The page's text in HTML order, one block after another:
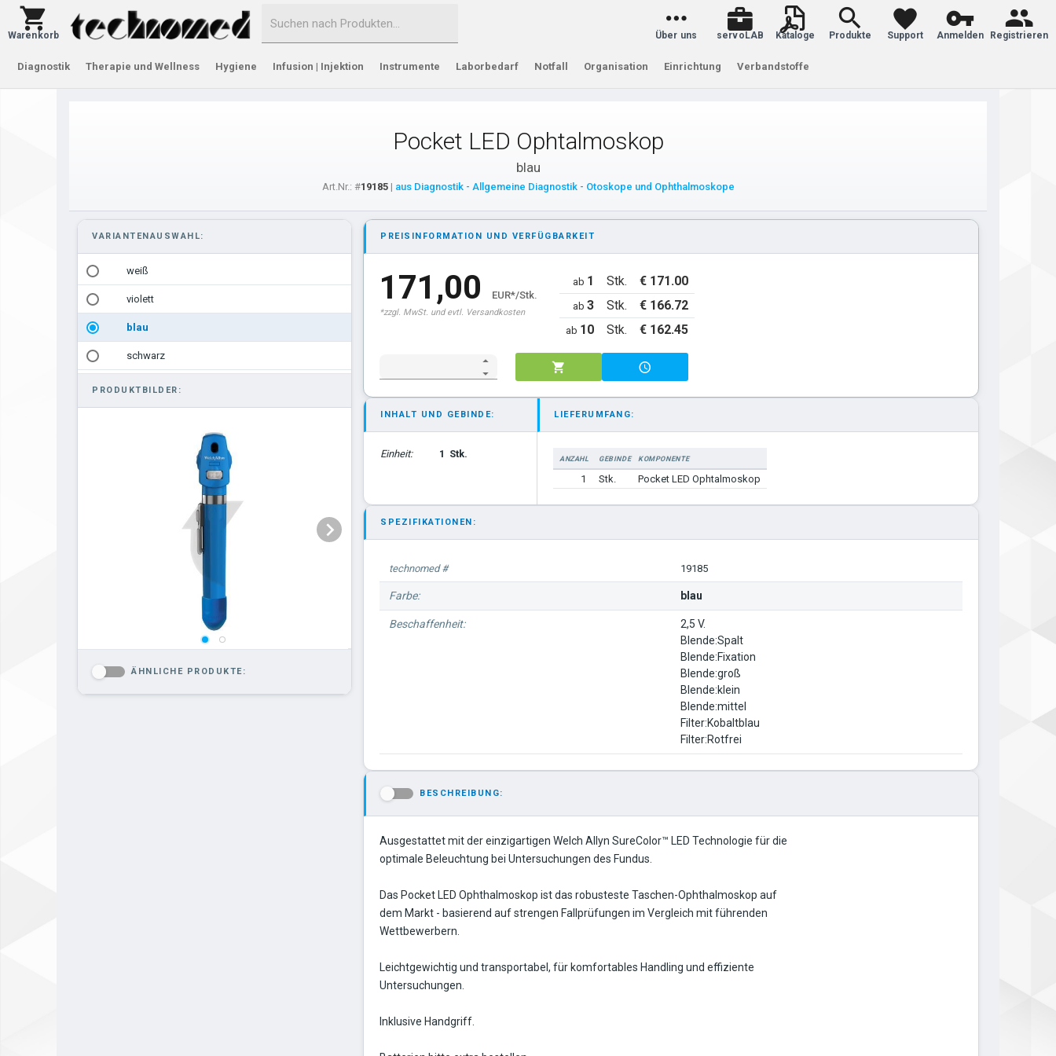
Warenkorb Über uns servoLAB Kataloge Produkte Support Anmelden Registrieren
Diagnostik Therapie und Wellness Hygiene Infusion | Injektion Instrumente Laborbedarf Notfall Organisation Einrichtung Verbandstoffe
Pocket LED Ophtalmoskop
blau
Art.Nr.: #19185| aus Diagnostik - Allgemeine Diagnostik - Otoskope und Ophthalmoskope
VARIANTENAUSWAHL:
weiß
violett
blau
schwarz
PRODUKTBILDER:
ÄHNLICHE PRODUKTE:
PREISINFORMATION UND VERFÜGBARKEIT
171,00 EUR*/Stk.
*zzgl. MwSt. und evtl. Versandkosten
ab 1 Stk. € 171.00
ab 3 Stk. € 166.72
ab 10 Stk. € 162.45
INHALT UND GEBINDE:
Einheit: 1 Stk.
LIEFERUMFANG:
ANZAHL GEBINDE KOMPONENTE
1
Stk. Pocket LED Ophtalmoskop
SPEZIFIKATIONEN:
technomed # 19185
Farbe: blau
Beschaffenheit:
2,5 V.
Blende:Spalt
Blende:Fixation
Blende:groß
Blende:klein
Blende:mittel
Filter:Kobaltblau
Filter:Rotfrei
BESCHREIBUNG:
Ausgestattet mit der einzigartigen Welch Allyn SureColor™ LED Technologie für die
optimale Beleuchtung bei Untersuchungen des Fundus.
Das Pocket LED Ophthalmoskop ist das robusteste Taschen-Ophthalmoskop auf
dem Markt - basierend auf strengen Fallprüfungen im Vergleich mit führenden
Wettbewerbern.
Leichtgewichtig und transportabel, für komfortables Handling und effiziente
Untersuchungen.
Inklusive Handgriff.